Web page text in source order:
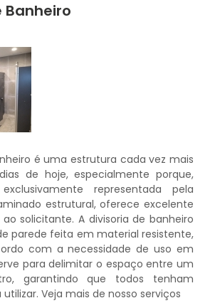
Banheiro
é uma estrutura cada vez mais
de hoje, especialmente porque,
representada pela
estrutural, oferece excelente
solicitante. A divisoria de banheiro
parede feita em material resistente,
com a necessidade de uso em
para delimitar o espaço entre um
garantindo que todos tenham
Veja mais de nosso serviços